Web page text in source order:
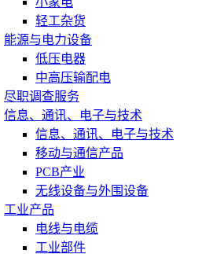
轻工杂货
能源与电力设备
低压电器
中高压输配电
尽职调查服务
信息、通讯、电子与技术
信息、通讯、电子与技术
移动与通信产品
PCB产业
无线设备与外围设备
工业产品
电线与电缆
工业部件